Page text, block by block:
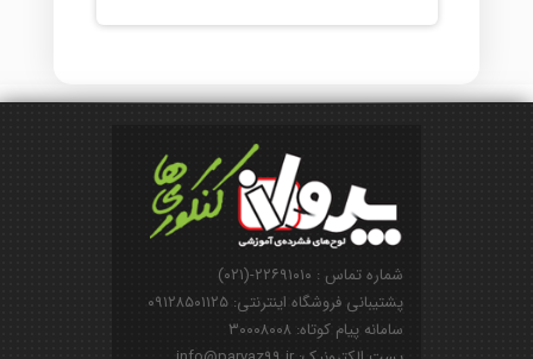
شماره تماس : ۲۲۶۹۱۰۱۰-(۰۲۱)
پشتیبانی فروشگاه اینترنتی: ۰۹۱۲۸۵۰۱۱۲۵
سامانه پیام کوتاه: ۳۰۰۰۸۰۰۸